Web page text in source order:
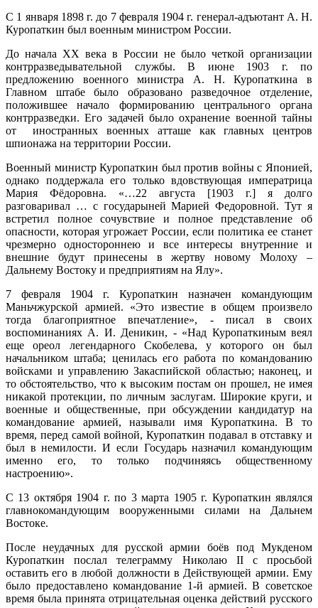
С 1 января 1898 г. до 7 февраля 1904 г. генерал-адъютант А. Н.
Куропаткин был военным министром России.
До начала ХХ века в России не было четкой организации
контрразведывательной службы. В июне 1903 г. по
предложению военного министра А. Н. Куропаткина в
Главном штабе было образовано разведочное отделение,
положившее начало формированию центрального органа
контрразведки. Его задачей было охранение военной тайны
от иностранных военных атташе как главных центров
шпионажа на территории России.
Военный министр Куропаткин был против войны с Японией,
однако поддержала его только вдовствующая императрица
Мария Фёдоровна. «…22 августа [1903 г.] я долго
разговаривал … с государыней Марией Федоровной. Тут я
встретил полное сочувствие и полное представление об
опасности, которая угрожает России, если политика ее станет
чрезмерно одностороннею и все интересы внутренние и
внешние будут принесены в жертву новому Молоху –
Дальнему Востоку и предприятиям на Ялу».
7 февраля 1904 г. Куропаткин назначен командующим
Маньчжурской армией. «Это известие в общем произвело
тогда благоприятное впечатление», - писал в своих
воспоминаниях А. И. Деникин, - «Над Куропаткиным веял
еще ореол легендарного Скобелева, у которого он был
начальником штаба; ценилась его работа по командованию
войсками и управлению Закаспийской областью; наконец, и
то обстоятельство, что к высоким постам он прошел, не имея
никакой протекции, по личным заслугам. Широкие круги, и
военные и общественные, при обсуждении кандидатур на
командование армией, называли имя Куропаткина. В то
время, перед самой войной, Куропаткин подавал в отставку и
был в немилости. И если Государь назначил командующим
именно его, то только подчиняясь общественному
настроению».
С 13 октября 1904 г. по 3 марта 1905 г. Куропаткин являлся
главнокомандующим вооруженными силами на Дальнем
Востоке.
После неудачных для русской армии боёв под Мукденом
Куропаткин послал телеграмму Николаю II с просьбой
оставить его в любой должности в Действующей армии. Ему
было предоставлено командование 1-й армией. В советское
время была принята отрицательная оценка действий русского